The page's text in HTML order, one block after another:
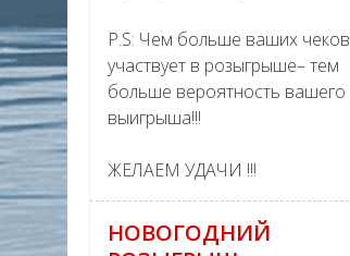
P.S: Чем больше ваших чеков
участвует в розыгрыше– тем
больше вероятность вашего
выигрыша!!!
ЖЕЛАЕМ УДАЧИ !!!
НОВОГОДНИЙ